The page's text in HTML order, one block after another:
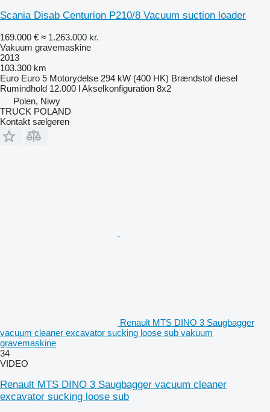
Scania Disab Centurion P210/8 Vacuum suction loader
169.000 € ≈ 1.263.000 kr.
Vakuum gravemaskine
2013
103.300 km
Euro Euro 5 Motorydelse 294 kW (400 HK) Brændstof diesel
Rumindhold 12.000 lAkselkonfiguration 8x2
Polen, Niwy
TRUCK POLAND
Kontakt sælgeren
Renault MTS DINO 3 Saugbagger
vacuum cleaner excavator sucking loose sub vakuum
gravemaskine
34
VIDEO
Renault MTS DINO 3 Saugbagger vacuum cleaner
excavator sucking loose sub